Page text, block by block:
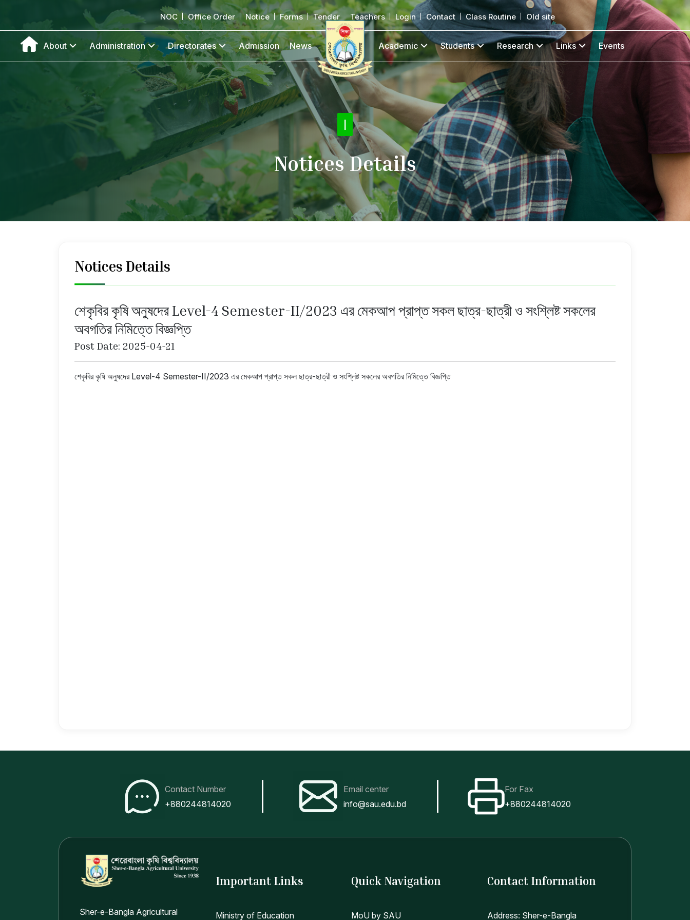
NOC Office Order Notice Forms Tender Teachers Login Contact Class Routine Old site
About Administration Directorates Admission News Academic Students Research Links Events
Notice|
Notices Details
Notices Details
শেকৃবির কৃষি অনুষদের Level-4 Semester-II/2023 এর মেকআপ প্রাপ্ত সকল ছাত্র-ছাত্রী ও সংশ্লিষ্ট সকলের
অবগতির নিমিত্তে বিজ্ঞপ্তি
Post Date: 2025-04-21
শেকৃবির কৃষি অনুষদের Level-4 Semester-II/2023 এর মেকআপ প্রাপ্ত সকল ছাত্র-ছাত্রী ও সংশ্লিষ্ট সকলের অবগতির নিমিত্তে বিজ্ঞপ্তি
Contact Number
+880244814020
Email center
info@sau.edu.bd
For Fax
+880244814020
Sher-e-Bangla Agricultural
Important Links
Ministry of Education
Quick Navigation
MoU by SAU
Contact Information
Address: Sher-e-Bangla